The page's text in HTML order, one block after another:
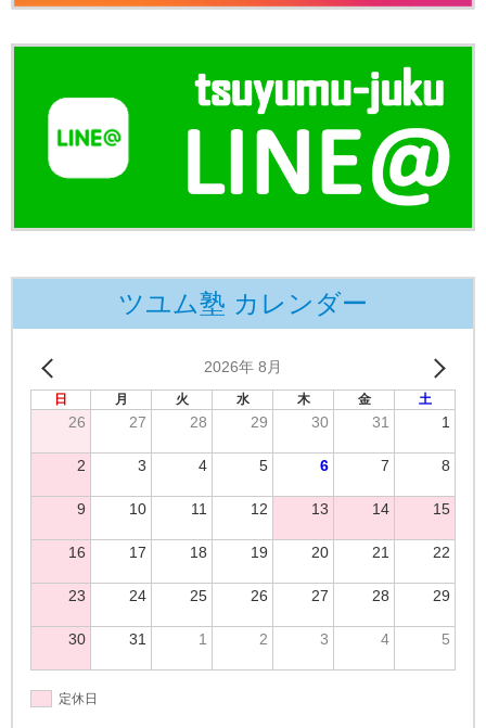
ツユム塾 カレンダー
2026年 8月
日 月 火 水 木 金 土
26 27 28 29 30 31 1
2 3 4 5 6 7 8
9 10 11 12 13 14 15
16 17 18 19 20 21 22
23 24 25 26 27 28 29
30 31 1 2 3 4 5
定休日